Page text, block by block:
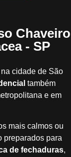
Chaveiro
- SP
cidade de São
também
e em
mais calmos ou
preparados para
de fechaduras,